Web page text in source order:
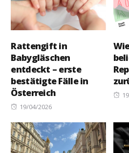
Rattengift in
Babygläschen
entdeckt – erste
bestätigte Fälle in
Österreich
Posted
19/04/2026